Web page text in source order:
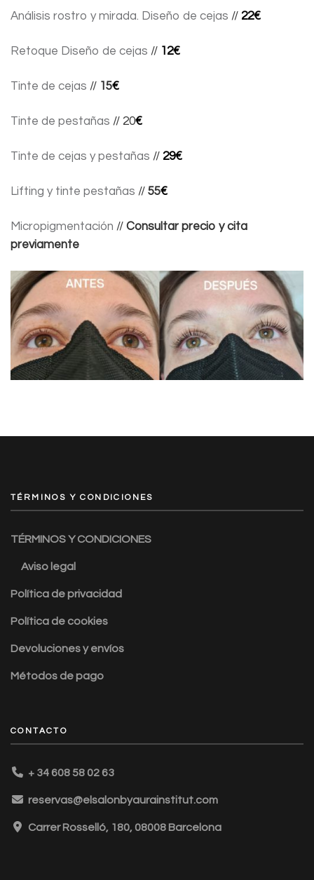
Análisis rostro y mirada. Diseño de cejas // 22€
Retoque Diseño de cejas // 12€
Tinte de cejas // 15€
Tinte de pestañas // 20€
Tinte de cejas y pestañas // 29€
Lifting y tinte pestañas // 55€
Micropigmentación // Consultar precio y cita
previamente
TÉRMINOS Y CONDICIONES
TÉRMINOS Y CONDICIONES
Aviso legal
Política de privacidad
Política de cookies
Devoluciones y envíos
Métodos de pago
CONTACTO
+ 34 608 58 02 63
reservas@elsalonbyaurainstitut.com
Carrer Rosselló, 180, 08008 Barcelona